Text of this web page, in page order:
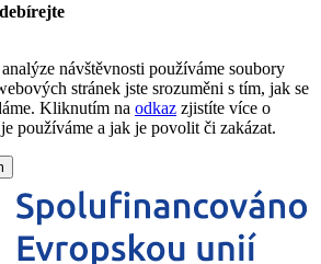
návštěvnosti používáme soubory
stránek jste srozuměni s tím, jak se
Kliknutím na odkaz zjistíte více o
používáme a jak je povolit či zakázat.